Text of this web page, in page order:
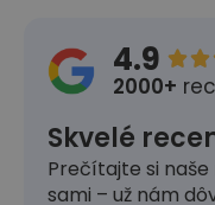
4.9 
2000+
Skvelé
Prečítajte si
sami – už nám